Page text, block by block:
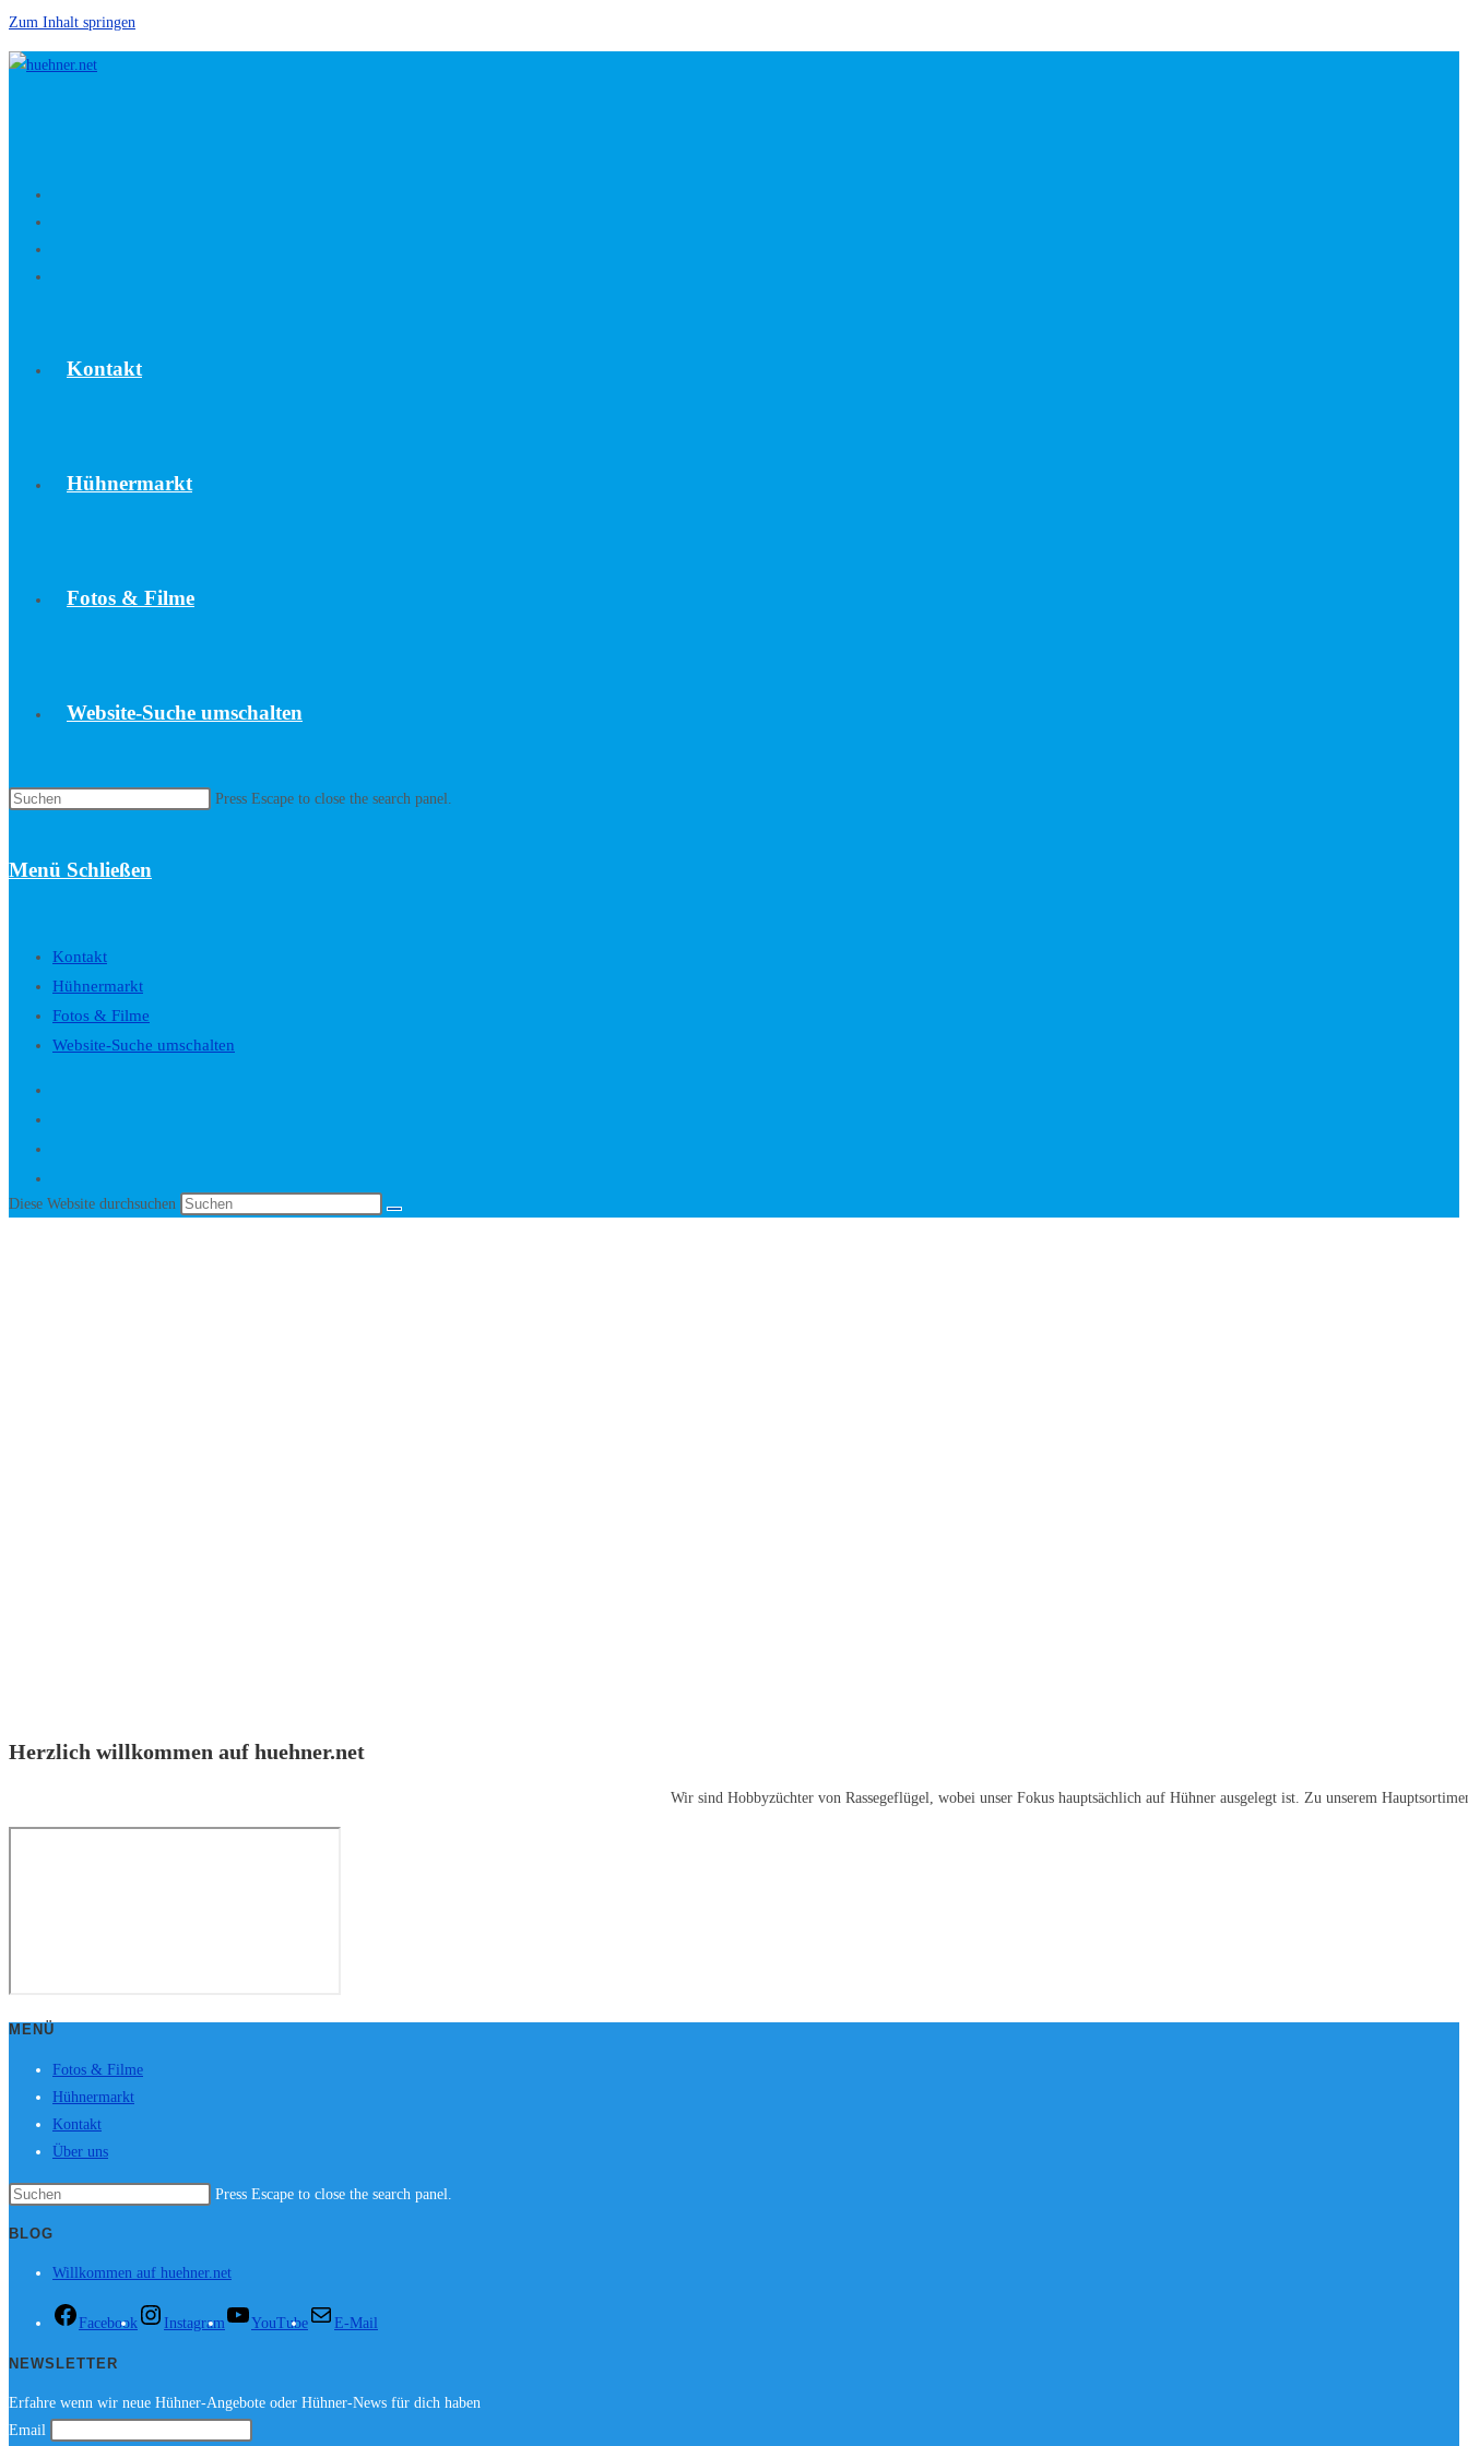
Zum Inhalt springen
Kontakt
Hühnermarkt
Fotos & Filme
Website-Suche umschalten
Press Escape to close the search panel.
Menü Schließen
Kontakt
Hühnermarkt
Fotos & Filme
Website-Suche umschalten
Diese Website durchsuchen
Herzlich willkommen auf huehner.net
Wir sind Hobbyzüchter von Rassegeflügel, wobei unser Fokus hauptsächlich auf Hühner ausgelegt ist. Zu unserem
MENÜ
Fotos & Filme
Hühnermarkt
Kontakt
Über uns
Press Escape to close the search panel.
BLOG
Willkommen auf huehner.net
Facebook Instagram YouTube E-Mail
NEWSLETTER
Erfahre wenn wir neue Hühner-Angebote oder Hühner-News für dich haben
Email